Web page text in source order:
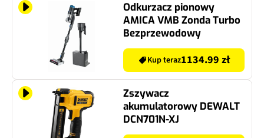
Odkurzacz pionowy
AMICA VMB Zonda Turbo
Bezprzewodowy
Kup teraz1134.99 zł
Zszywacz
akumulatorowy DEWALT
DCN701N-XJ